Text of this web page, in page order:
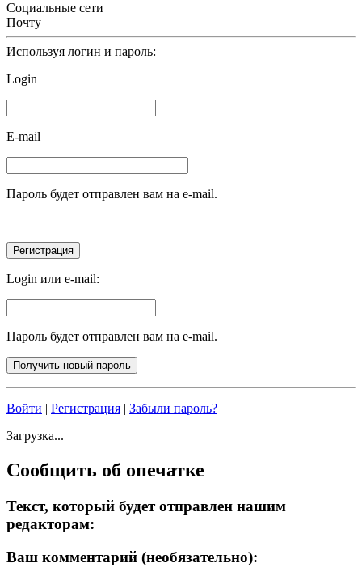
Социальные сети
Почту
Используя логин и пароль:
Login
E-mail
Пароль будет отправлен вам на e-mail.
Login или e-mail:
Пароль будет отправлен вам на e-mail.
Войти | Регистрация | Забыли пароль?
Загрузка...
Сообщить об опечатке
Текст, который будет отправлен нашим
редакторам:
Ваш комментарий (необязательно):